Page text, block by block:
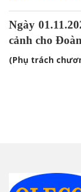
Ngày
cảnh cho
(Phụ trách